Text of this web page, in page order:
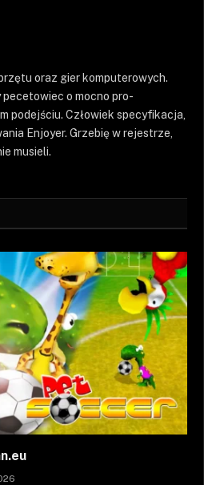
oraz gier komputerowych.
pecetowiec o mocno pro-
podejściu. Człowiek specyfikacja,
Enjoyer. Grzebię w rejestrze,
musieli.